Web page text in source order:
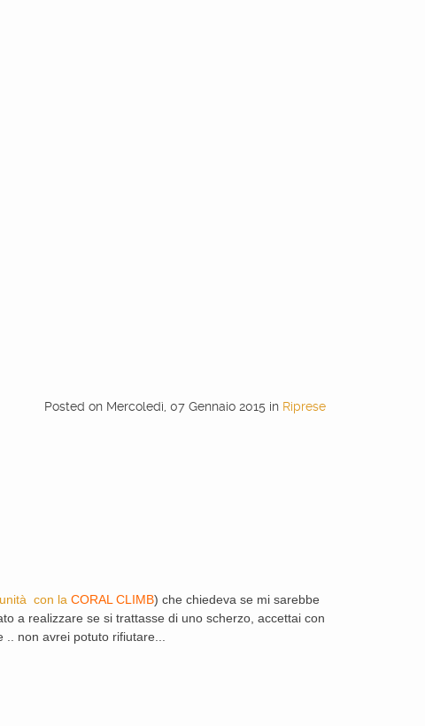
Posted on Mercoledì, 07 Gennaio 2015 in Riprese
con la CORAL CLIMB) che chiedeva se mi sarebbe
a realizzare se si trattasse di uno scherzo, accettai con
non avrei potuto rifiutare...